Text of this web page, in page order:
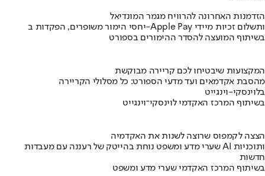
הזדמנות האחרונה להרוויח מגמר המונדיאל
יחסי הימור משופרים, הפקדות ב-Apple Pay ותשלום זכיות מיידי
בשיתוף המועצה להסדר ההימורים בספורט
המקצועות שיבטיחו לכם קריירה מבוקשת
מהסבת אקדמאים ועד מדעי הספורט: כל מסלולי הקריירה
בלוינסקי-וינגייט
בשיתוף המרכז האקדמי לוינסקי־וינגייט
הצצה לקמפוס שרוצה לשנות את האקדמיה
שערי מדע ומשפט נוחת בהייטק של רעננה עם מעבדות AI ותוכניות
חדשות
בשיתוף המרכז האקדמי שערי מדע ומשפט